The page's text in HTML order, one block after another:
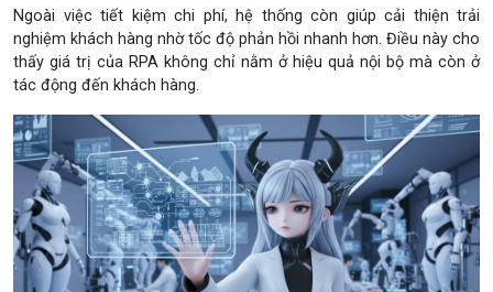
Ngoài việc tiết kiệm chi phí, hệ thống còn giúp cải thiện trải
nghiệm khách hàng nhờ tốc độ phản hồi nhanh hơn. Điều này cho
thấy giá trị của RPA không chỉ nằm ở hiệu quả nội bộ mà còn ở
tác động đến khách hàng.